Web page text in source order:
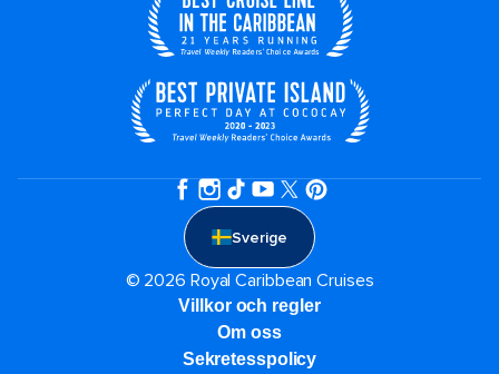
Sverige
© 2026 Royal Caribbean Cruises
Villkor och regler
Om oss
Sekretesspolicy